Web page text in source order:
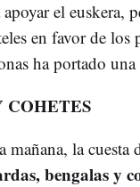
el euskera,
en favor de los
ha portado una
COHETES
mañana, la
bengalas y